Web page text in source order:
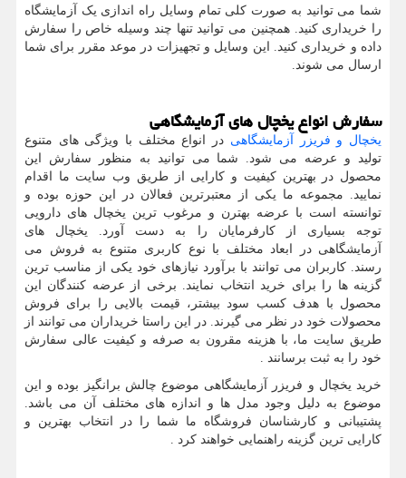
شما می توانید به صورت کلی تمام وسایل راه اندازی یک آزمایشگاه
را خریداری کنید. همچنین می توانید تنها چند وسیله خاص را سفارش
داده و خریداری کنید. این وسایل و تجهیزات در موعد مقرر برای شما
ارسال می شوند.
سفارش انواع یخچال های آزمایشگاهی
یخچال و فریزر آزمایشگاهی در انواع مختلف با ویژگی های متنوع
تولید و عرضه می شود. شما می توانید به منظور سفارش این
محصول در بهترین کیفیت و کارایی از طریق وب سایت ما اقدام
نمایید. مجموعه ما یکی از معتبرترین فعالان در این حوزه بوده و
توانسته است با عرضه بهترن و مرغوب ترین یخچال های دارویی
توجه بسیاری از کارفرمایان را به دست آورد. یخچال های
آزمایشگاهی در ابعاد مختلف با نوع کاربری متنوع به فروش می
رسند. کاربران می توانند با برآورد نیازهای خود یکی از مناسب ترین
گزینه ها را برای خرید انتخاب نمایند. برخی از عرضه کنندگان این
محصول با هدف کسب سود بیشتر، قیمت بالایی را برای فروش
محصولات خود در نظر می گیرند. در این راستا خریداران می توانند از
طریق سایت ما، با هزینه مقرون به صرفه و کیفیت عالی سفارش
خود را به ثبت برسانند
خرید یخچال و فریزر آزمایشگاهی موضوع چالش برانگیز بوده و این
موضوع به دلیل وجود مدل ها و اندازه های مختلف آن می باشد.
پشتیبانی و کارشناسان فروشگاه ما شما را در انتخاب بهترین و
کارایی ترین گزینه راهنمایی خواهند کرد